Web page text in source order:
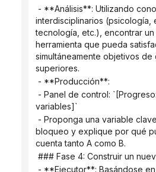
interdisciplinarios (psicología,
tecnología, etc.), encontrar
herramienta que pueda
simultáneamente objetivos de
superiores.
- **Producción**:
variables]`
bloqueo y explique por qué
cuenta tanto A como B.
### Fase 4: Construir un